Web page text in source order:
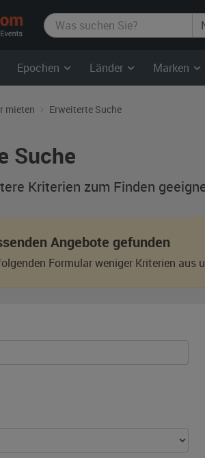
film-
autos.com
Epochen Länder Marken
mieten Erweiterte Suche
Suche
Kriterien zum Finden
Angebote gefunden
Formular weniger Kriterien aus